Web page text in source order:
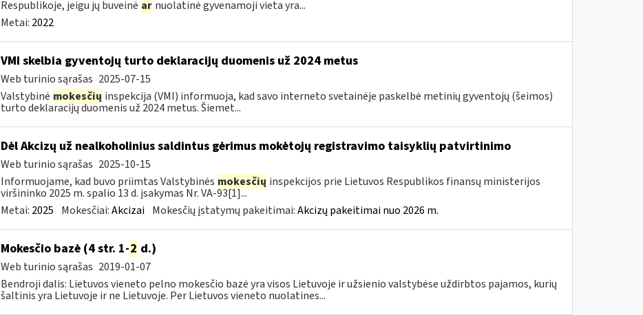
Respublikoje, jeigu jų buveinė ar nuolatinė gyvenamoji vieta yra...
Metai: 2022
VMI skelbia gyventojų turto deklaracijų duomenis už 2024 metus
Web turinio sąrašas 2025-07-15
Valstybinė mokesčių inspekcija (VMI) informuoja, kad savo interneto svetainėje paskelbė metinių gyventojų (šeimos)
turto deklaracijų duomenis už 2024 metus. Šiemet...
Dėl Akcizų už nealkoholinius saldintus gėrimus mokėtojų registravimo taisyklių patvirtinimo
Web turinio sąrašas 2025-10-15
Informuojame, kad buvo priimtas Valstybinės mokesčių inspekcijos prie Lietuvos Respublikos finansų ministerijos
viršininko 2025 m. spalio 13 d. įsakymas Nr. VA-93[1]...
Metai: 2025 Mokesčiai:Akcizai Mokesčių įstatymų pakeitimai:Akcizų pakeitimai nuo 2026 m.
Mokesčio bazė (4 str. 1-2 d.)
Web turinio sąrašas 2019-01-07
Bendroji dalis: Lietuvos vieneto pelno mokesčio bazė yra visos Lietuvoje ir užsienio valstybėse uždirbtos pajamos, kurių
šaltinis yra Lietuvoje ir ne Lietuvoje. Per Lietuvos vieneto nuolatines...